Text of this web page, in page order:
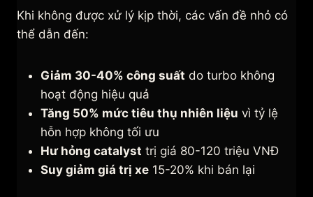
Khi không được xử lý kịp thời, các vấn đề nhỏ có
thể dẫn đến:
Giảm 30-40% công suất do turbo không
hoạt động hiệu quả
Tăng 50% mức tiêu thụ nhiên liệu vì tỷ lệ
hỗn hợp không tối ưu
Hư hỏng catalyst trị giá 80-120 triệu VNĐ
Suy giảm giá trị xe 15-20% khi bán lại